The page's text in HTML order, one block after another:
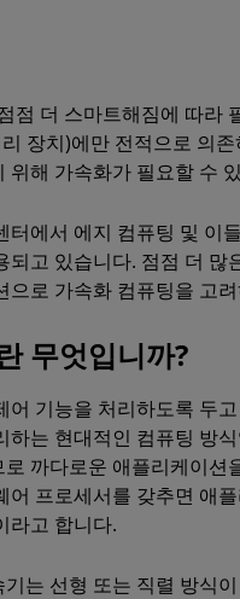
점 더 스마트해짐에 따라
장치)에만 전적으로 의
위해 가속화가 필요할 수
터에서 에지 컴퓨팅 및 이
되고 있습니다. 점점 더
으로 가속화 컴퓨팅을 고
무엇입니까?
어 기능을 처리하도록 두
하는 현대적인 컴퓨팅 방
까다로운 애플리케이
어 프로세서를 갖추면 애
라고 합니다.
는 선형 또는 직렬 방식